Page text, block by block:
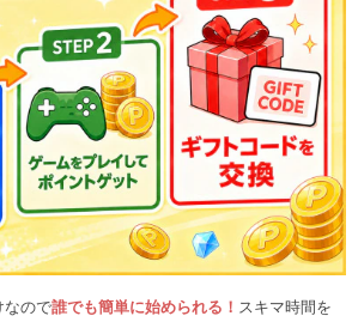
なので誰でも簡単に始められる！ スキマ時間を